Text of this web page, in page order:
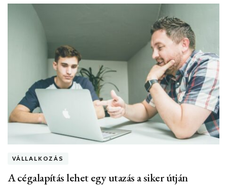
VÁLLALKOZÁS
A cégalapítás lehet egy utazás a siker útján